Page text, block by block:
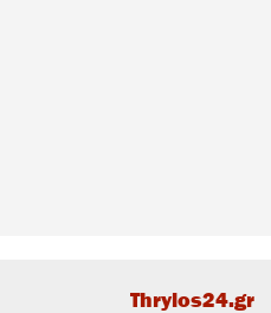
Thrylos24.gr